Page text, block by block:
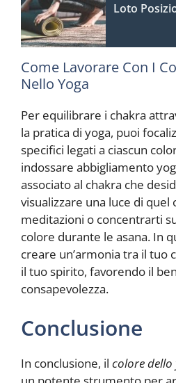
Loto
Come Lavorare Con I
Nello Yoga
Per equilibrare i chakra
la pratica di yoga, puoi
specifici legati a ciascun
indossare abbigliamento
associato al chakra che
visualizzare una luce di
meditazioni o concentrarti
colore durante le asana. In
creare un’armonia tra il tuo
il tuo spirito, favorendo il
consapevolezza.
Conclusione
In conclusione, il colore dello